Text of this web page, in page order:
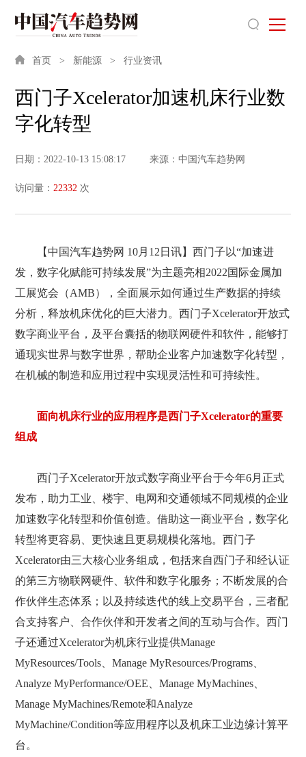
首页 新能源 行业资讯
西门子Xcelerator加速机床行业数
字化转型
日期：2022-10-13 15:08:17 来源：中国汽车趋势网
访问量：22332 次
【中国汽车趋势网 10月12日讯】西门子以“加速进
发，数字化赋能可持续发展”为主题亮相2022国际金属加
工展览会（AMB），全面展示如何通过生产数据的持续
分析，释放机床优化的巨大潜力。西门子Xcelerator开放式
数字商业平台，及平台囊括的物联网硬件和软件，能够打
通现实世界与数字世界，帮助企业客户加速数字化转型，
在机械的制造和应用过程中实现灵活性和可持续性。
面向机床行业的应用程序是西门子Xcelerator的重要
组成
西门子Xcelerator开放式数字商业平台于今年6月正式
发布，助力工业、楼宇、电网和交通领域不同规模的企业
加速数字化转型和价值创造。借助这一商业平台，数字化
转型将更容易、更快速且更易规模化落地。西门子
Xcelerator由三大核心业务组成，包括来自西门子和经认证
的第三方物联网硬件、软件和数字化服务；不断发展的合
作伙伴生态体系；以及持续迭代的线上交易平台，三者配
合支持客户、合作伙伴和开发者之间的互动与合作。西门
子还通过Xcelerator为机床行业提供Manage
MyResources/Tools、Manage MyResources/Programs、
Analyze MyPerformance/OEE、Manage MyMachines、
Manage MyMachines/Remote和Analyze
MyMachine/Condition等应用程序以及机床工业边缘计算平
台。